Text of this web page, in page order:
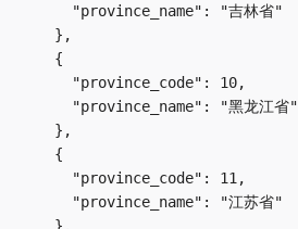
      "province_name": "吉林省"
    },
    {
      "province_code": 10,
      "province_name": "黑龙江省"
    },
    {
      "province_code": 11,
      "province_name": "江苏省"
    },